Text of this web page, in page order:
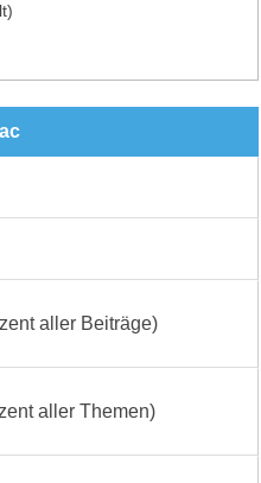
aller Beiträge)
aller Themen)